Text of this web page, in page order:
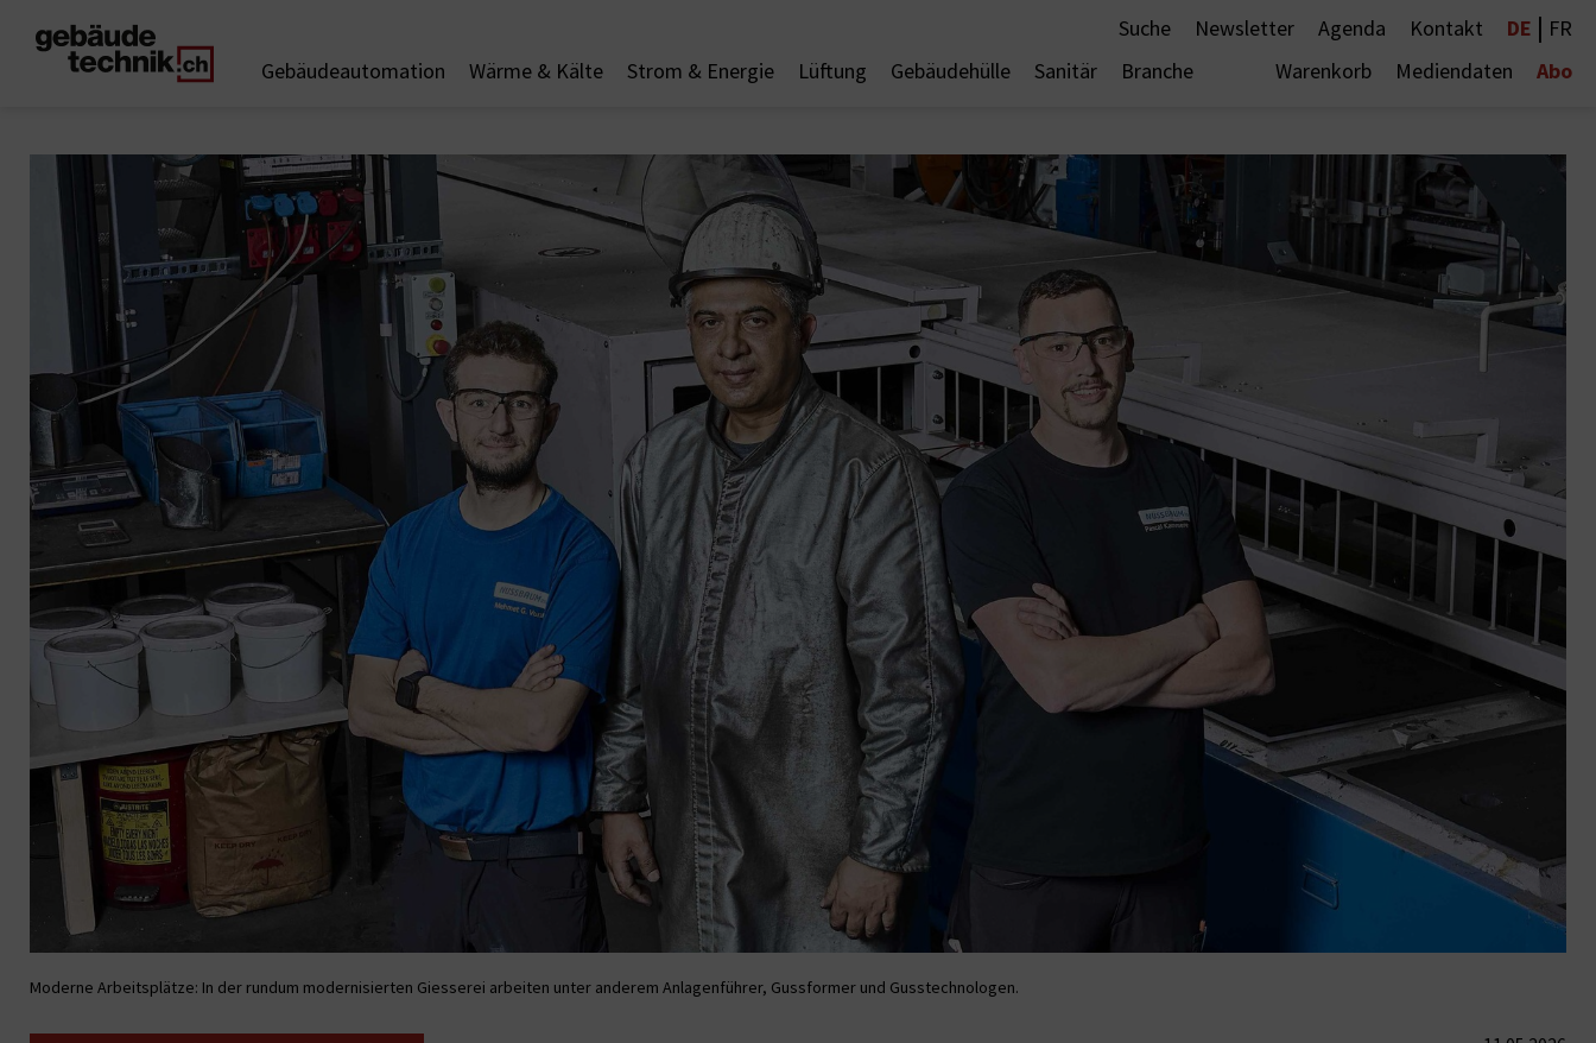
Suche Newsletter Agenda Kontakt DE | FR
Gebäudeautomation
Wärme & Kälte Strom & Energie Lüftung Gebäudehülle Sanitär Branche Warenkorb Mediendaten Abo
Moderne Arbeitsplätze: In der rundum modernisierten Giesserei arbeiten unter anderem Anlagenführer, Gussformer und Gusstechnologen.